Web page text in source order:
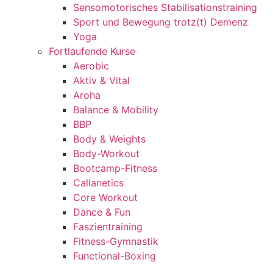
Sensomotorisches Stabilisationstraining
Sport und Bewegung trotz(t) Demenz
Yoga
Fortlaufende Kurse
Aerobic
Aktiv & Vital
Aroha
Balance & Mobility
BBP
Body & Weights
Body-Workout
Bootcamp-Fitness
Callanetics
Core Workout
Dance & Fun
Faszientraining
Fitness-Gymnastik
Functional-Boxing